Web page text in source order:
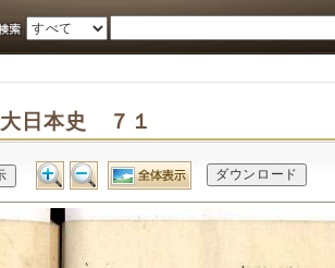
大日本史 ７１